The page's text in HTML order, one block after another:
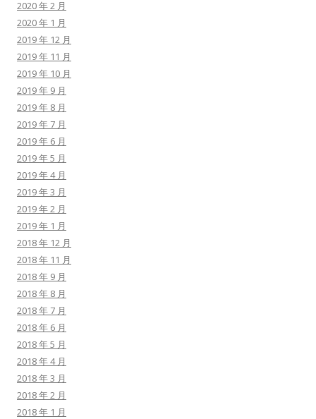
2020 年 2 月
2020 年 1 月
2019 年 12 月
2019 年 11 月
2019 年 10 月
2019 年 9 月
2019 年 8 月
2019 年 7 月
2019 年 6 月
2019 年 5 月
2019 年 4 月
2019 年 3 月
2019 年 2 月
2019 年 1 月
2018 年 12 月
2018 年 11 月
2018 年 9 月
2018 年 8 月
2018 年 7 月
2018 年 6 月
2018 年 5 月
2018 年 4 月
2018 年 3 月
2018 年 2 月
2018 年 1 月